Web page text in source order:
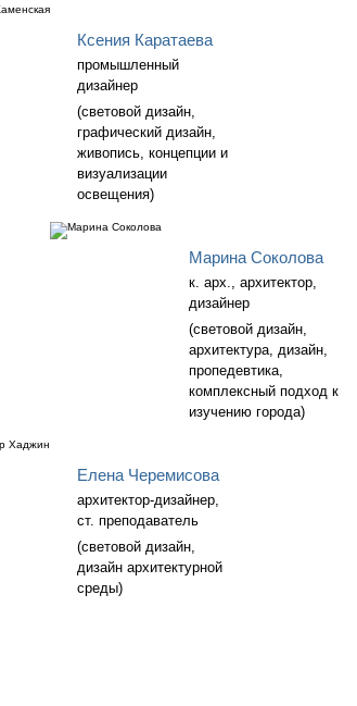
Ксения Каратаева
промышленный
дизайнер
(световой дизайн,
графический дизайн,
живопись, концепции и
визуализации
освещения)
Марина Соколова
к. арх., архитектор,
дизайнер
(световой дизайн,
архитектура, дизайн,
пропедевтика,
комплексный подход к
изучению города)
Елена Черемисова
архитектор-дизайнер,
ст. преподаватель
(световой дизайн,
дизайн архитектурной
среды)